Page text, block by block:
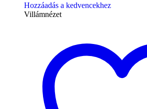
Hozzáadás a kedvencekhez
Villámnézet